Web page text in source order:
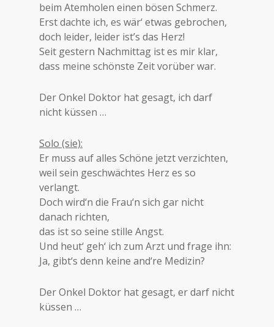
beim Atemholen einen bösen Schmerz.
Erst dachte ich, es wär‘ etwas gebrochen,
doch leider, leider ist’s das Herz!
Seit gestern Nachmittag ist es mir klar,
dass meine schönste Zeit vorüber war.
Der Onkel Doktor hat gesagt, ich darf
nicht küssen …
Solo (sie):
Er muss auf alles Schöne jetzt verzichten,
weil sein geschwächtes Herz es so
verlangt.
Doch wird‘n die Frau‘n sich gar nicht
danach richten,
das ist so seine stille Angst.
Und heut‘ geh‘ ich zum Arzt und frage ihn:
Ja, gibt‘s denn keine and‘re Medizin?
Der Onkel Doktor hat gesagt, er darf nicht
küssen …